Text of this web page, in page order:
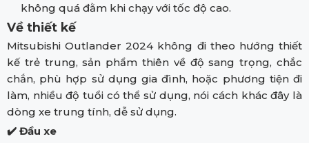
không quá đằm khi chạy với tốc độ cao.
Về thiết kế
Mitsubishi Outlander 2024 không đi theo hướng thiết
kế trẻ trung, sản phẩm thiên về độ sang trọng, chắc
chắn, phù hợp sử dụng gia đình, hoặc phương tiện đi
làm, nhiều độ tuổi có thể sử dụng, nói cách khác đây là
dòng xe trung tính, dễ sử dụng.
✔️ Đầu xe